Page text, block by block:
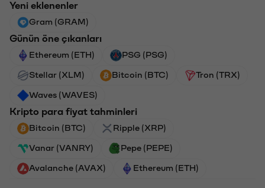
Yeni eklenenler
Gram (GRAM)
Günün öne çıkanları
Ethereum (ETH) PSG (PSG)
Stellar (XLM) Bitcoin (BTC) Tron (TRX)
Waves (WAVES)
Kripto para fiyat tahminleri
Bitcoin (BTC) Ripple (XRP)
Vanar (VANRY) Pepe (PEPE)
Avalanche (AVAX) Ethereum (ETH)